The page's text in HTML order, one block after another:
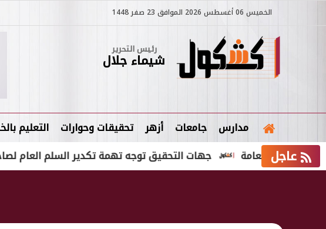
الخميس 06 أغسطس 2026 الموافق 23 صفر 1448
رئيس التحرير
شيماء جلال
مدارس جامعات أزهر تحقيقات وحوارات التعليم
عاجل جهات التحقيق توجه تهمة تكدير السلم العام لصاحبة العامة